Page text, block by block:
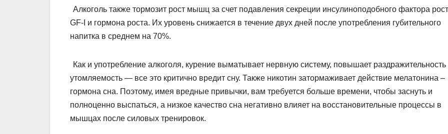
Алкоголь также тормозит рост мышц за счет подавления секреции инсулиноподобного фактора
GF-I и гормона роста. Их уровень снижается в течение двух дней после употребления губительного
напитка в среднем на 70%.
Как и употребление алкоголя, курение выматывает нервную систему, повышает раздражительность
утомляемость — все это критично вредит сну. Также никотин затормаживает действие мелатонина –
гормона сна. Поэтому, имея вредные привычки, вам требуется больше времени, чтобы заснуть и
полноценно выспаться, а низкое качество сна негативно влияет на восстановительные процессы в
мышцах после силовых тренировок.